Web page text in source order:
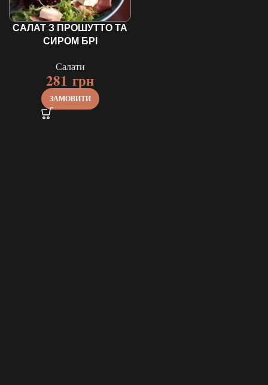
САЛАТ З ПРОШУТТО ТА
СИРОМ БРІ
Салати
281 грн
ЗАМОВИТИ